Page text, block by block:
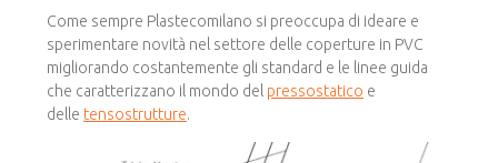
Come sempre Plastecomilano si preoccupa di ideare e
sperimentare novità nel settore delle coperture in PVC
migliorando costantemente gli standard e le linee guida
che caratterizzano il mondo del pressostatico e
delle tensostrutture.